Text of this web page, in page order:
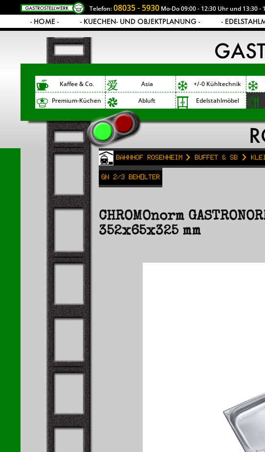
Telefon:08035 - 5930 Mo-Do 09:00 - 12:30 Uhr und 13:30 -
- HOME -
- KUECHEN- UND OBJEKTPLANUNG - -
Kaffee & Co. Asia +/-0 Kühltechnik
Premium-Küchen
Abluft Edelstahlmöbel
Bahnhof Rosenheim Buffet & SB
GN 2/3 Behälter
CHROMOnorm
352x65x325 mm